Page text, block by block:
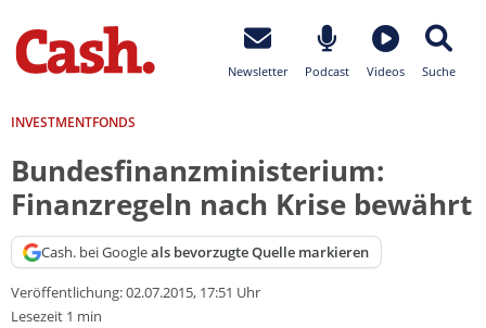
Newsletter Podcast Videos Suche
INVESTMENTFONDS
Bundesfinanzministerium:
Finanzregeln nach Krise bewährt
Cash. bei Googleals bevorzugte Quelle markieren
Veröffentlichung:02.07.2015, 17:51 Uhr
Lesezeit 1 min